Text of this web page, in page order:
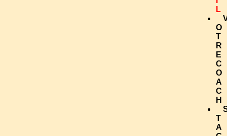
L
O
T
R
E
C
O
A
C
H
T
A